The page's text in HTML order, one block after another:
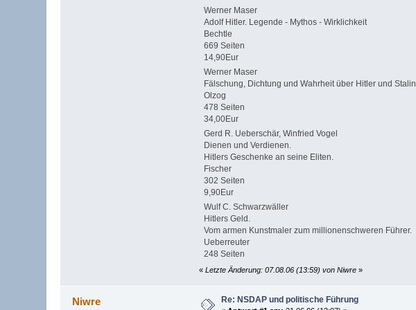
Werner Maser
Adolf Hitler. Legende - Mythos - Wirklichkeit
Bechtle
669 Seiten
14,90Eur
Werner Maser
Fälschung, Dichtung und Wahrheit über Hitler und Stalin
Olzog
478 Seiten
34,00Eur
Gerd R. Ueberschär, Winfried Vogel
Dienen und Verdienen.
Hitlers Geschenke an seine Eliten.
Fischer
302 Seiten
9,90Eur
Wulf C. Schwarzwäller
Hitlers Geld.
Vom armen Kunstmaler zum millionenschweren Führer.
Ueberreuter
248 Seiten
« Letzte Änderung: 07.08.06 (13:59) von Niwre»
Niwre Re: NSDAP und politische Führung